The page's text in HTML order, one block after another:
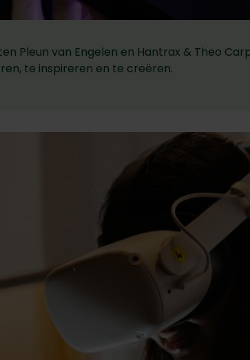
Pleun van Engelen en Hantrax & Theo
te inspireren en te creëren.